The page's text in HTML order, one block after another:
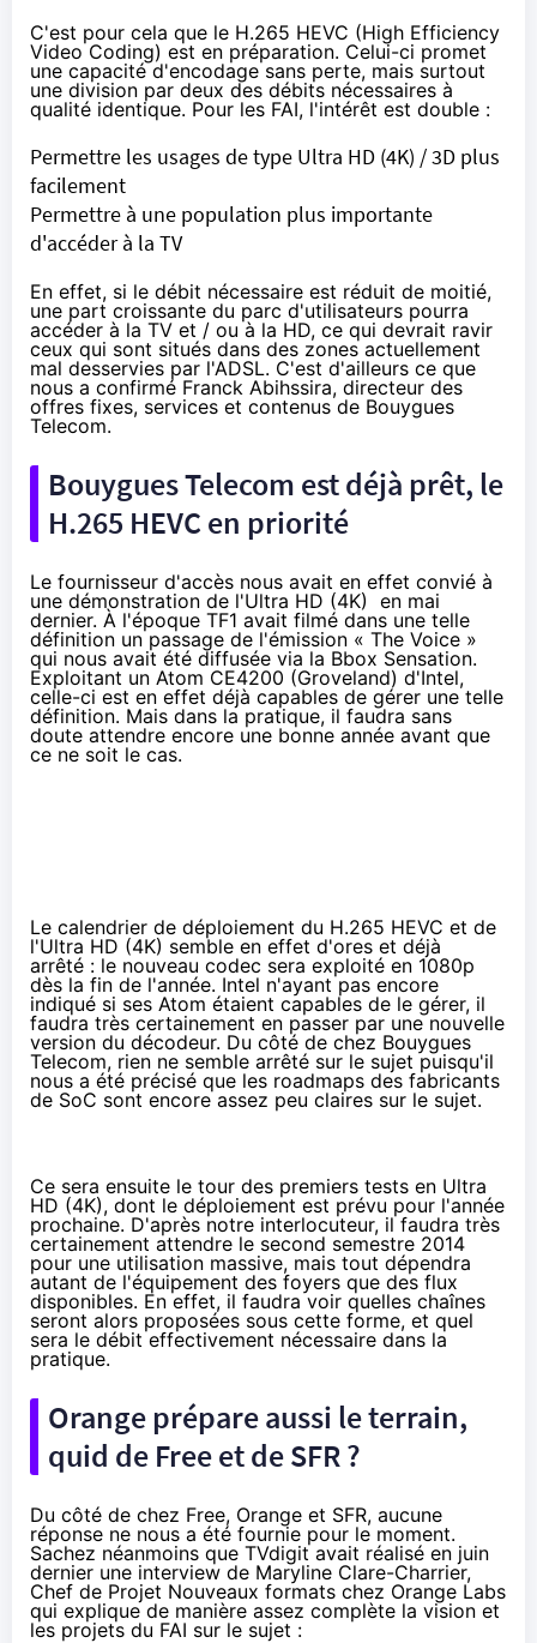
C'est pour cela que le H.265 HEVC (High Efficiency
Video Coding) est en préparation. Celui-ci promet
une capacité d'encodage sans perte, mais surtout
une division par deux des débits nécessaires à
qualité identique. Pour les FAI, l'intérêt est double :
Permettre les usages de type Ultra HD (4K) / 3D plus
facilement
Permettre à une population plus importante
d'accéder à la TV
En effet, si le débit nécessaire est réduit de moitié,
une part croissante du parc d'utilisateurs pourra
accéder à la TV et / ou à la HD, ce qui devrait ravir
ceux qui sont situés dans des zones actuellement
mal desservies par l'ADSL. C'est d'ailleurs ce que
nous a confirmé Franck Abihssira, directeur des
offres fixes, services et contenus de Bouygues
Telecom.
Bouygues Telecom est déjà prêt, le
H.265 HEVC en priorité
Le fournisseur d'accès nous avait en effet convié à
une démonstration de l'Ultra HD (4K) en mai
dernier. À l'époque TF1 avait filmé dans une telle
définition un passage de l'émission « The Voice »
qui nous avait été diffusée via la Bbox Sensation.
Exploitant un Atom CE4200 (Groveland) d'Intel,
celle-ci est en effet déjà capables de gérer une telle
définition. Mais dans la pratique, il faudra sans
doute attendre encore une bonne année avant que
ce ne soit le cas.
Le calendrier de déploiement du H.265 HEVC et de
l'Ultra HD (4K) semble en effet d'ores et déjà
arrêté : le nouveau codec sera exploité en 1080p
dès la fin de l'année. Intel n'ayant pas encore
indiqué si ses Atom étaient capables de le gérer, il
faudra très certainement en passer par une nouvelle
version du décodeur. Du côté de chez Bouygues
Telecom, rien ne semble arrêté sur le sujet puisqu'il
nous a été précisé que les roadmaps des fabricants
de SoC sont encore assez peu claires sur le sujet.
Ce sera ensuite le tour des premiers tests en Ultra
HD (4K), dont le déploiement est prévu pour l'année
prochaine. D'après notre interlocuteur, il faudra très
certainement attendre le second semestre 2014
pour une utilisation massive, mais tout dépendra
autant de l'équipement des foyers que des flux
disponibles. En effet, il faudra voir quelles chaînes
seront alors proposées sous cette forme, et quel
sera le débit effectivement nécessaire dans la
pratique.
Orange prépare aussi le terrain,
quid de Free et de SFR ?
Du côté de chez Free, Orange et SFR, aucune
réponse ne nous a été fournie pour le moment.
Sachez néanmoins que TVdigitavait réalisé en juin
dernier une interview de Maryline Clare-Charrier,
Chef de Projet Nouveaux formats chez Orange Labs
qui explique de manière assez complète la vision et
les projets du FAI sur le sujet :